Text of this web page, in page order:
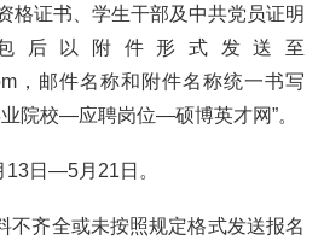
格证书、学生干部及中共党员证明
后以附件形式发送至
，邮件名称和附件名称统一书写
院校—应聘岗位—硕博英才网”。
13日—5月21日。
不齐全或未按照规定格式发送报名